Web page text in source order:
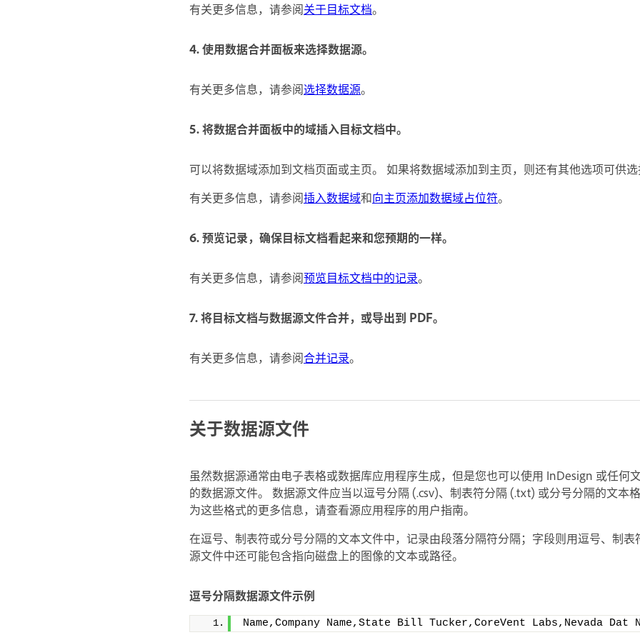
有关更多信息，请参阅关于目标文档。
4. 使用数据合并面板来选择数据源。
有关更多信息，请参阅选择数据源。
5. 将数据合并面板中的域插入目标文档中。
可以将数据域添加到文档页面或主页。 如果将数据域添加到主页，则还有其他选项可供
有关更多信息，请参阅插入数据域和向主页添加数据域占位符。
6. 预览记录，确保目标文档看起来和您预期的一样。
有关更多信息，请参阅预览目标文档中的记录。
7. 将目标文档与数据源文件合并，或导出到 PDF。
有关更多信息，请参阅合并记录。
关于数据源文件
虽然数据源通常由电子表格或数据库应用程序生成，但是您也可以使用 InDesign 或任何
的数据源文件。 数据源文件应当以逗号分隔 (.csv)、制表符分隔 (.txt) 或分号分隔的文本
为这些格式的更多信息，请查看源应用程序的用户指南。
在逗号、制表符或分号分隔的文本文件中，记录由段落分隔符分隔；字段则用逗号、制
源文件中还可能包含指向磁盘上的图像的文本或路径。
逗号分隔数据源文件示例
Name,Company Name,State Bill Tucker,CoreVent